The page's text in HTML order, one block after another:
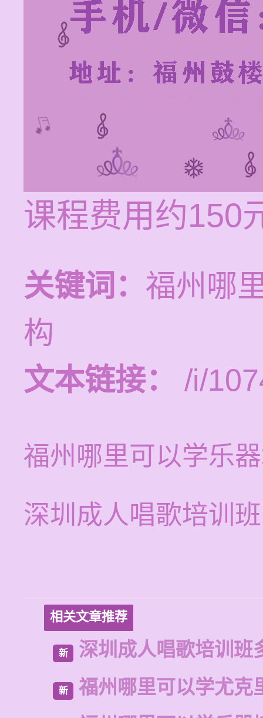
课程费用约150
关键词： 福州哪
构
文本链接：
/i/
福州哪里可以学乐
深圳成人唱歌培训
相关文章推荐
新 深圳成人唱歌培训班
新
福州哪里可以学尤克